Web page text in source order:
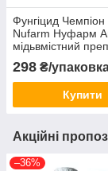
Фунгіцид
Nufarm Нуфарм
мідьвмістний
298 ₴/
Купити
Акційні
–36%